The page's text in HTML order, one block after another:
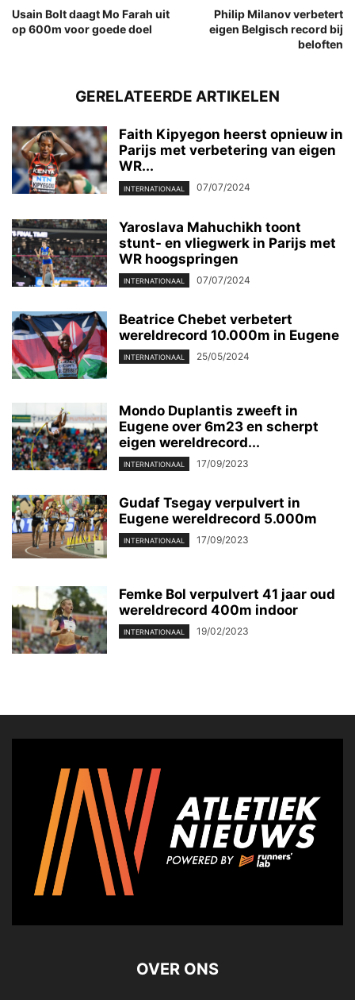
Usain Bolt daagt Mo Farah uit
op 600m voor goede doel
Philip Milanov verbetert
eigen Belgisch record bij
beloften
GERELATEERDE ARTIKELEN
Faith Kipyegon heerst opnieuw in
Parijs met verbetering van eigen
WR...
INTERNATIONAAL 07/07/2024
Yaroslava Mahuchikh toont
stunt- en vliegwerk in Parijs met
WR hoogspringen
INTERNATIONAAL 07/07/2024
Beatrice Chebet verbetert
wereldrecord 10.000m in Eugene
INTERNATIONAAL 25/05/2024
Mondo Duplantis zweeft in
Eugene over 6m23 en scherpt
eigen wereldrecord...
INTERNATIONAAL 17/09/2023
Gudaf Tsegay verpulvert in
Eugene wereldrecord 5.000m
INTERNATIONAAL 17/09/2023
Femke Bol verpulvert 41 jaar oud
wereldrecord 400m indoor
INTERNATIONAAL 19/02/2023
OVER ONS